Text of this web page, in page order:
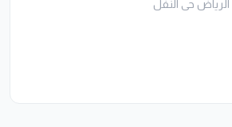
الرياض حى النفل